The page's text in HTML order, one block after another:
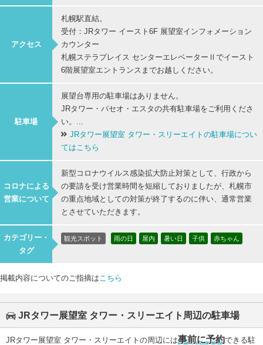
アクセス
札幌駅直結。
受付：JRタワー イースト6F 展望室インフォメーション
カウンター
札幌ステラプレイス センターエレベーターⅡでイースト
6階展望室エントランスまでお越しください。
駐車場
展望台専用の駐車場はありません。
JRタワー・パセオ・エスタの共有駐車場をご利用くださ
い。...
JRタワー展望室 タワー・スリーエイトの駐車場につい
てはこちら
コロナによる
営業について
新型コロナウイルス感染拡大防止対策として、行政から
の要請を受け営業時間を短縮しておりましたが、札幌市
の重点地域としての対策が終了するのに伴い、通常営業
とさせていただきます。
カテゴリー・
タグ
観光スポット 雨の日 屋内 暑い日 子供 赤ちゃん
掲載内容についてのご指摘はこちら
JRタワー展望室 タワー・スリーエイト周辺の駐車場
JRタワー展望室 タワー・スリーエイトの周辺には事前に予約できる駐